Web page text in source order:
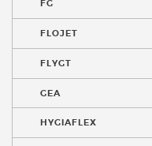
FG
FLOJET
FLYGT
GEA
HYGIAFLEX